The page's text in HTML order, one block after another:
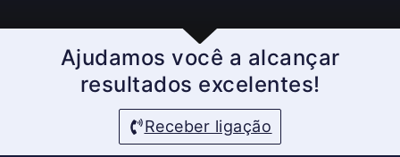
Ajudamos você a alcançar
resultados excelentes!
Receber ligação